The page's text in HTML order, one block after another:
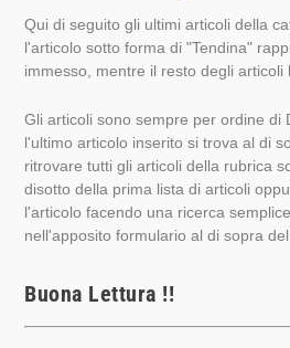
Qui di seguito gli ultimi articoli della
l'articolo sotto forma di "Tendina"
immesso, mentre il resto degli articoli
Gli articoli sono sempre per ordine di
l'ultimo articolo inserito si trova al di
ritrovare tutti gli articoli della rubrica
disotto della prima lista di articoli
l'articolo facendo una ricerca
nell'apposito formulario al di sopra
Buona Lettura !!